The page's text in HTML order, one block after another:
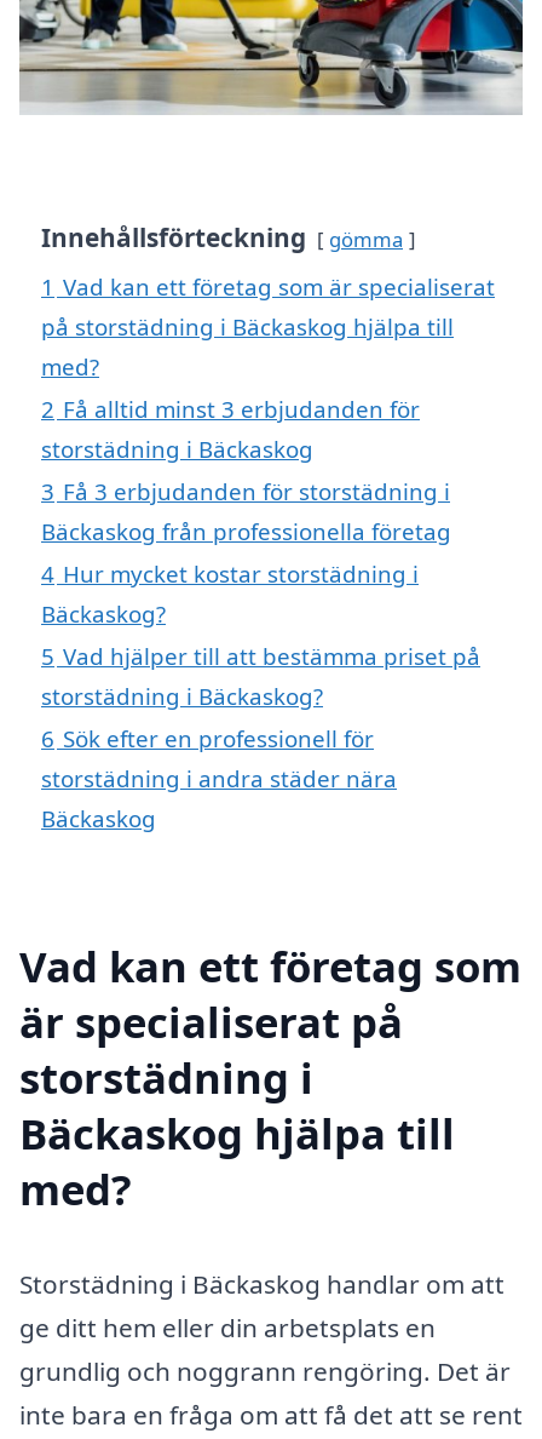
Innehållsförteckning gömma
1 Vad kan ett företag som är specialiserat
på storstädning i Bäckaskog hjälpa till
med?
2 Få alltid minst 3 erbjudanden för
storstädning i Bäckaskog
3 Få 3 erbjudanden för storstädning i
Bäckaskog från professionella företag
4 Hur mycket kostar storstädning i
Bäckaskog?
5 Vad hjälper till att bestämma priset på
storstädning i Bäckaskog?
6 Sök efter en professionell för
storstädning i andra städer nära
Bäckaskog
Vad kan ett företag som
är specialiserat på
storstädning i
Bäckaskog hjälpa till
med?
Storstädning i Bäckaskog handlar om att
ge ditt hem eller din arbetsplats en
grundlig och noggrann rengöring. Det är
inte bara en fråga om att få det att se rent